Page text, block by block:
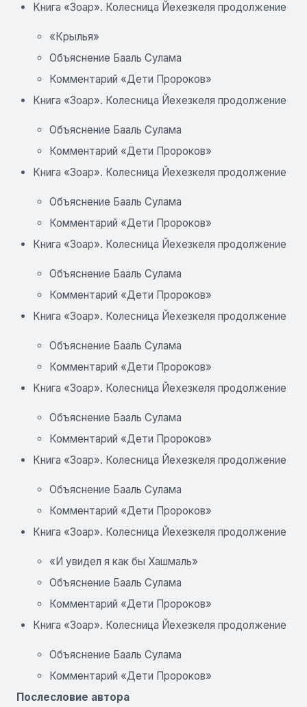
Книга «Зоар». Колесница Йехезкеля продолжение
«Крылья»
Объяснение Бааль Сулама
Комментарий «Дети Пророков»
Книга «Зоар». Колесница Йехезкеля продолжение
Объяснение Бааль Сулама
Комментарий «Дети Пророков»
Книга «Зоар». Колесница Йехезкеля продолжение
Объяснение Бааль Сулама
Комментарий «Дети Пророков»
Книга «Зоар». Колесница Йехезкеля продолжение
Объяснение Бааль Сулама
Комментарий «Дети Пророков»
Книга «Зоар». Колесница Йехезкеля продолжение
Объяснение Бааль Сулама
Комментарий «Дети Пророков»
Книга «Зоар». Колесница Йехезкеля продолжение
Объяснение Бааль Сулама
Комментарий «Дети Пророков»
Книга «Зоар». Колесница Йехезкеля продолжение
Объяснение Бааль Сулама
Комментарий «Дети Пророков»
Книга «Зоар». Колесница Йехезкеля продолжение
«И увидел я как бы Хашмаль»
Объяснение Бааль Сулама
Комментарий «Дети Пророков»
Книга «Зоар». Колесница Йехезкеля продолжение
Объяснение Бааль Сулама
Комментарий «Дети Пророков»
Послесловие автора